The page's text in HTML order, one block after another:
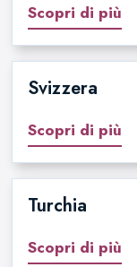
Scopri di più
Svizzera
Scopri di più
Turchia
Scopri di più